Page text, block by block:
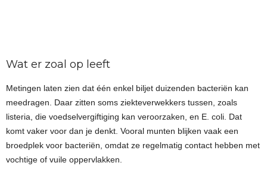
Wat er zoal op leeft
Metingen laten zien dat één enkel biljet duizenden bacteriën kan
meedragen. Daar zitten soms ziekteverwekkers tussen, zoals
listeria, die voedselvergiftiging kan veroorzaken, en E. coli. Dat
komt vaker voor dan je denkt. Vooral munten blijken vaak een
broedplek voor bacteriën, omdat ze regelmatig contact hebben met
vochtige of vuile oppervlakken.